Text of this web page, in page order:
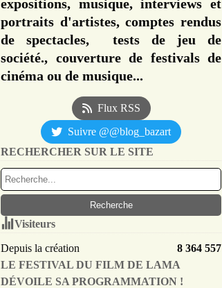
expositions, musique, interviews et
portraits d'artistes, comptes rendus
de spectacles, tests de jeu de
société., couverture de festivals de
cinéma ou de musique...
Flux RSS
Suivre @@blog_bazart
RECHERCHER SUR LE SITE
Visiteurs
Depuis la création
8 364 557
LE FESTIVAL DU FILM DE LAMA
DÉVOILE SA PROGRAMMATION !